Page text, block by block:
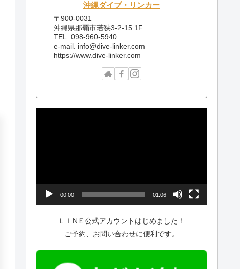
沖縄ダイブ・リンカー
〒900-0031
沖縄県那覇市若狭3-2-15 1F
TEL. 098-960-5940
e-mail. info@dive-linker.com
https://www.dive-linker.com
00:00 01:06
ＬＩNＥ公式アカウントはじめました！
ご予約、お問い合わせに便利です。